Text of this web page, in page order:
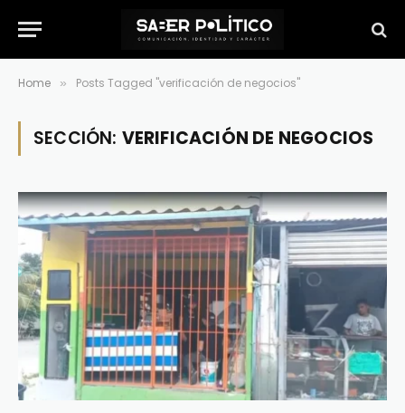
Home » Posts Tagged "verificación de negocios"
SECCIÓN: VERIFICACIÓN DE NEGOCIOS